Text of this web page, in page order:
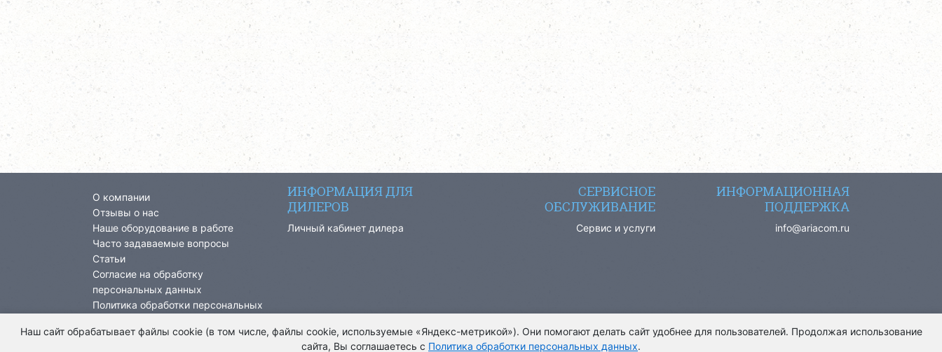
О компании
Отзывы о нас
Наше оборудование в работе
Часто задаваемые вопросы
Статьи
Согласие на обработку
персональных данных
Политика обработки персональных
ИНФОРМАЦИЯ ДЛЯ
ДИЛЕРОВ
Личный кабинет дилера
СЕРВИСНОЕ
ОБСЛУЖИВАНИЕ
Сервис и услуги
ИНФОРМАЦИОННАЯ
ПОДДЕРЖКА
info@ariacom.ru
Наш сайт обрабатывает файлы cookie (в том числе, файлы cookie, используемые «Яндекс-метрикой»). Они помогают делать сайт удобнее для пользователей. Продолжая использование
сайта, Вы соглашаетесь с Политика обработки персональных данных.